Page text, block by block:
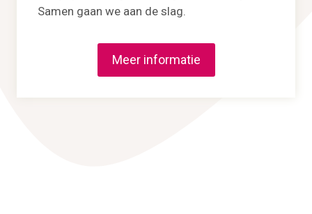
Samen gaan we aan de slag.
Meer informatie